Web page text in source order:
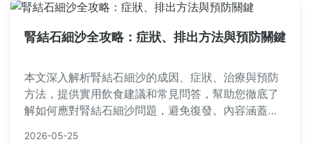
腎結石細沙全攻略：症狀、排出方法與預防關鍵
本文深入解析腎結石細沙的成因、症狀、治療與預防
方法，提供實用飲食建議和常見問答，幫助您徹底了
解如何應對腎結石細沙問題，避免復發。內容涵蓋中
2026-05-25